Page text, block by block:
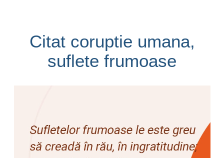
Citat coruptie umana,
suflete frumoase